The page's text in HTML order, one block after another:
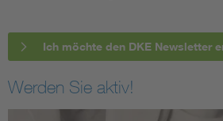
Ich möchte den DKE Newsletter
Werden Sie aktiv!